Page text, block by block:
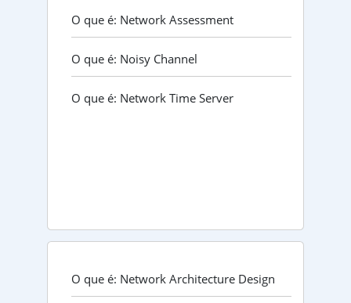
O que é: Network Assessment
O que é: Noisy Channel
O que é: Network Time Server
O que é: Network Architecture Design